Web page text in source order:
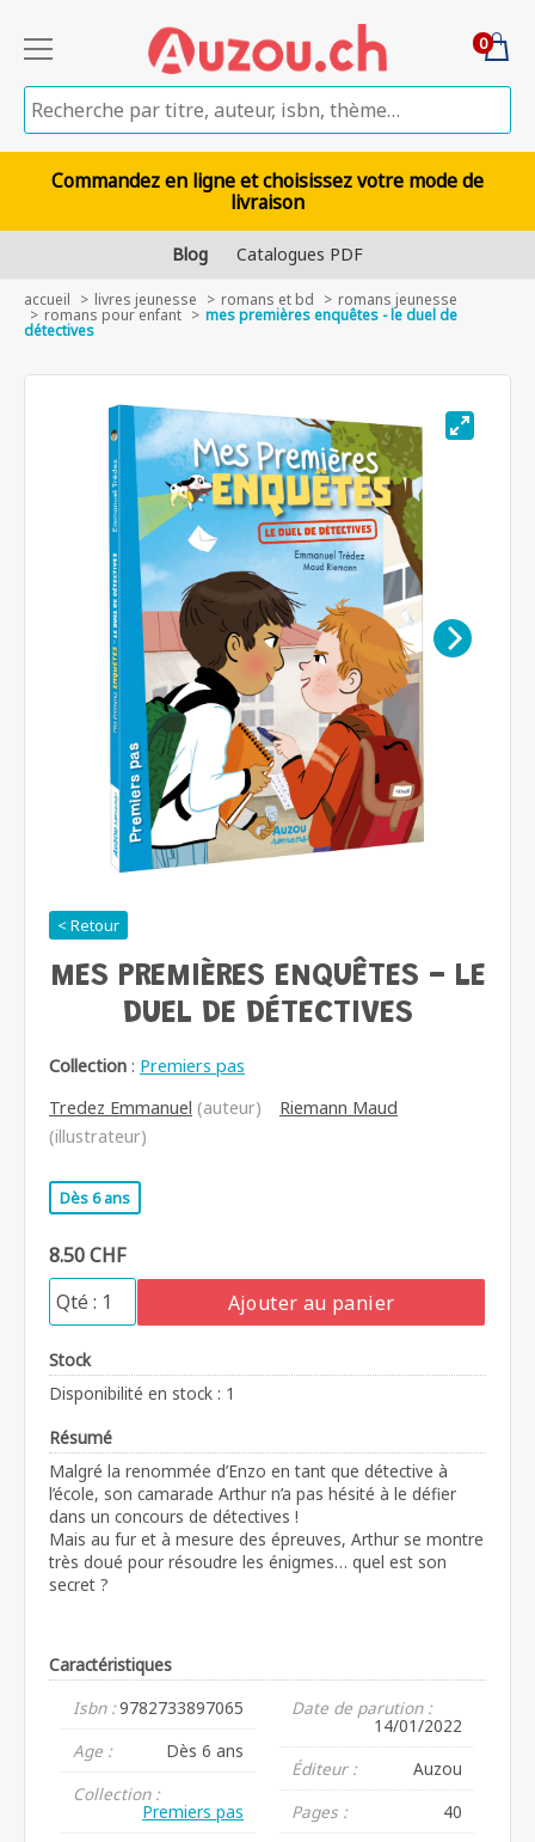
0
Commandez en ligne et choisissez votre mode de
livraison
Blog Catalogues PDF
accueil livres jeunesse romans et bd romans jeunesse
romans pour enfant mes premières enquêtes - le duel de
détectives
< Retour
MES PREMIÈRES ENQUÊTES - LE
DUEL DE DÉTECTIVES
Collection : Premiers pas
Tredez Emmanuel (auteur)
Riemann Maud
(illustrateur)
Dès 6 ans
8.50 CHF
Ajouter au panier
Stock
Disponibilité en stock : 1
Résumé
Malgré la renommée d’Enzo en tant que détective à
l’école, son camarade Arthur n’a pas hésité à le défier
dans un concours de détectives !
Mais au fur et à mesure des épreuves, Arthur se montre
très doué pour résoudre les énigmes… quel est son
secret ?
Caractéristiques
Isbn :9782733897065
Age :
Dès 6 ans
Collection :
Premiers pas
Date de parution :
14/01/2022
Éditeur :
Auzou
Pages :
40